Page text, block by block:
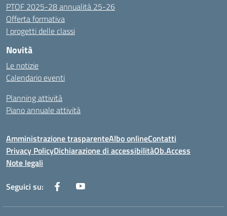
PTOF 2025-28 annualità 25-26
Offerta formativa
I progetti delle classi
Novità
Le notizie
Calendario eventi
Planning attività
Piano annuale attività
Amministrazione trasparenteAlbo onlineContatti
Privacy PolicyDichiarazione di accessibilitàOb.Access
Note legali
Seguici su: